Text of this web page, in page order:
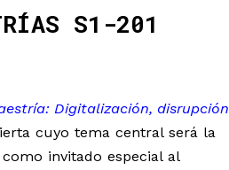
S1-201
Digitalización, disrupción
cuyo tema central será la
invitado especial al